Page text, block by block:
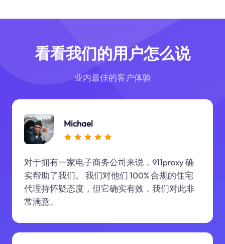
看看我们的用户怎么说
业内最佳的客户体验
Michael
对于拥有一家电子商务公司来说，911proxy 确
实帮助了我们。 我们对他们 100% 合规的住宅
代理持怀疑态度，但它确实有效，我们对此非
常满意。